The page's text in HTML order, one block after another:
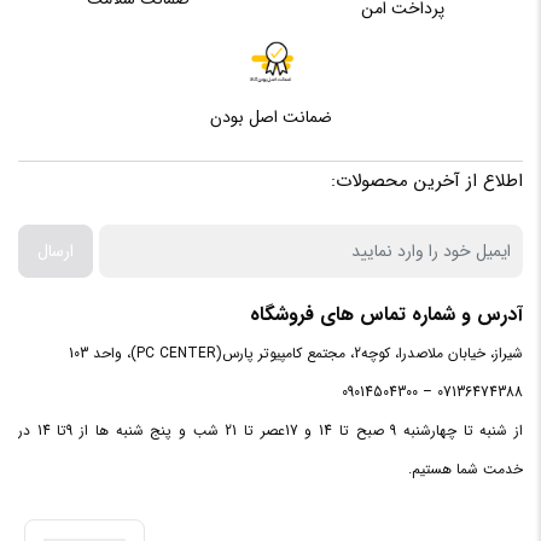
اگر به دنبال خرید یک لپ‌تاپ برای کاربری حرفه‌ای و استفاده‌ی
مرکزی
ظرفیت
حافظه
8 مگابایت
ظرفیت
حافظه
12 گیگابایت
نوع حافظه
پرداخت امن
ضمانت اصل بودن
اطلاع از آخرین محصولات:
ارسال
آدرس و شماره تماس های فروشگاه
شیراز، خیابان ملاصدرا، کوچه2، مجتمع کامپیوتر پارس(PC CENTER)، واحد 103
07136474388 – 09014504300
از شنبه تا چهارشنبه 9 صبح تا 14 و 17عصر تا 21 شب و پنج شنبه ها از 9تا 14 در
خدمت شما هستیم.